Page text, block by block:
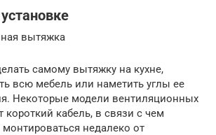
вытяжка
самому вытяжку на кухне,
всю мебель или наметить углы ее
Некоторые модели вентиляционных
короткий кабель, в связи с чем
недалеко от